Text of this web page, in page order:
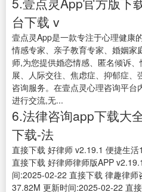
台下载 v
壹点灵App是一款专注于心理健康
情感专家、亲子教育专家、婚姻家
师,为您提供婚恋情感、匿名倾诉
展、人际交往、焦虑症、抑郁症、
咨询服务。在壹点灵心理咨询平
进行交流,无...
6.法律咨询app下载大
下载-法
直接下载 好律师 v2.19.1 便捷生
直接下载 好律师律师版APP
间:2025-02-22 直接下载 律趣律
37.82M 更新时间:2025-02-22 直